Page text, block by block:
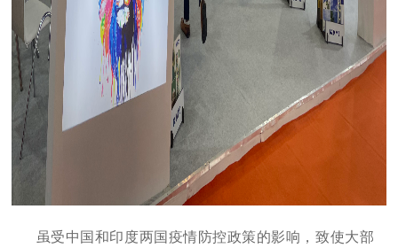
虽受中国和印度两国疫情防控政策的影响，致使大部